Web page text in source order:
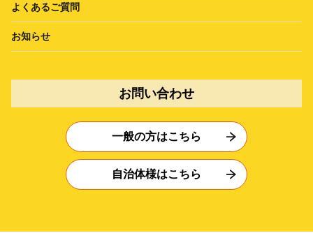
よくあるご質問
お知らせ
お問い合わせ
一般の方はこちら
自治体様はこちら